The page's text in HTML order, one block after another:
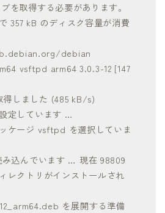
を取得する必要があります。
357 kB のディスク容量が消費
debian
vsftpd arm64 3.0.3-12 [147
得しました (485 kB/s)
定しています …
ケージ vsftpd を選択していま
込んでいます … 現在 98809
レクトリがインストールされ
を展開する準備